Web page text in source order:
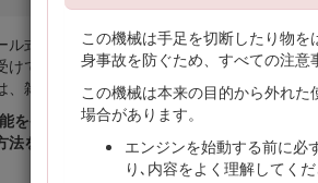
この機械は手足を切断したり物
身事故を防ぐため、すべての注意
この機械は本来の目的から外れ
場合があります。
エンジンを始動する前に必
り､内容をよく理解してく
ル式乗用グリーンモアであり、そのような
ているゴルフ場やスポーツフィールドの
雑草地や道路わきの草刈り、農業用地に
発揮させ安全にお使いいただくために、こ
法を守らなかったりすると、けがをする恐